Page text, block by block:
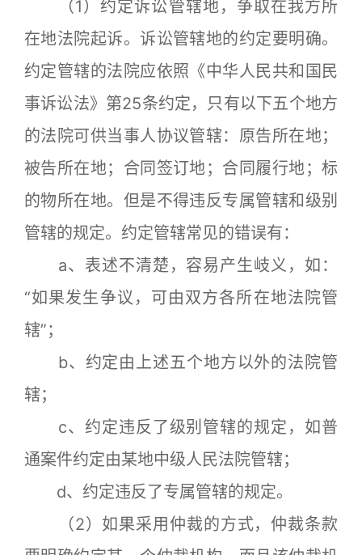
（1）约定诉讼管辖地，争取在我方所
在地法院起诉。诉讼管辖地的约定要明确。
约定管辖的法院应依照《中华人民共和国民
事诉讼法》第25条约定，只有以下五个地方
的法院可供当事人协议管辖：原告所在地；
被告所在地；合同签订地；合同履行地；标
的物所在地。但是不得违反专属管辖和级别
管辖的规定。约定管辖常见的错误有：
a、表述不清楚，容易产生岐义，如：
“如果发生争议，可由双方各所在地法院管
辖”；
b、约定由上述五个地方以外的法院管
辖；
c、约定违反了级别管辖的规定，如普
通案件约定由某地中级人民法院管辖；
d、约定违反了专属管辖的规定。
（2）如果采用仲裁的方式，仲裁条款